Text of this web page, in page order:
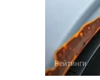
Рейтинги